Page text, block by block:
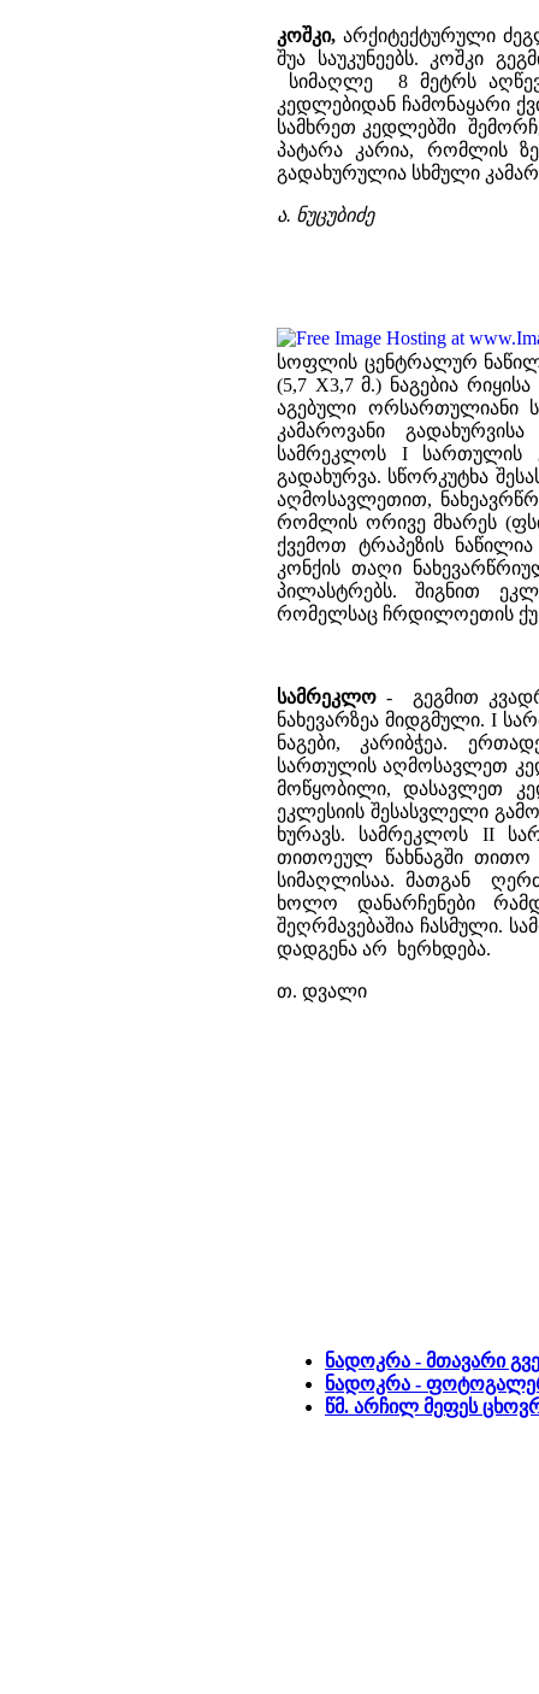
კოშკი, არქიტექტურული
შუა საუკუნეებს. კოშკი
სიმაღლე 8 მეტრს
კედლებიდან ჩამონაყარი
სამხრეთ კედლებში
პატარა კარია, რომლის
გადახურულია სხმული
ა. ნუცუბიძე
სოფლის ცენტრალურ
(5,7 X3,7 მ.) ნაგებია
აგებული ორსართულიანი
კამაროვანი
სამრეკლოს I სართულის
გადახურვა. სწორკუტხა
აღმოსავლეთით,
რომლის ორივე მხარეს
ქვემოთ ტრაპეზის
კონქის თაღი
პილასტრებს. შიგნით
რომელსაც ჩრდილოეთის
სამრეკლო - გეგმით
ნახევარზეა მიდგმული. I
ნაგები, კარიბჭეა.
სართულის აღმოსავლეთ
მოწყობილი, დასავლეთ
ეკლესიის შესასვლელი
ხურავს. სამრეკლოს II
თითოეულ წახნაგში
სიმაღლისაა. მათგან
ხოლო დანარჩენები
შეღრმავებაშია ჩასმული.
დადგენა არ ხერხდება.
თ. დვალი
ნადოკრა - მთავარი
ნადოკრა -
წმ. არჩილ მეფეს